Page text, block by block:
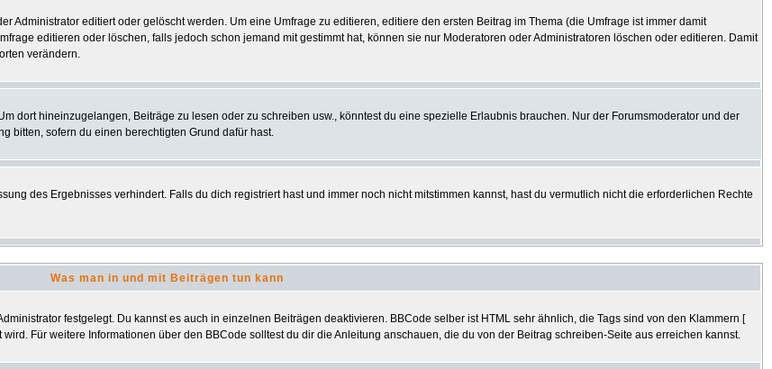
Administrator editiert oder gelöscht werden. Um eine Umfrage zu editieren, editiere den ersten Beitrag im Thema (die Umfrage ist immer damit
editieren oder löschen, falls jedoch schon jemand mit gestimmt hat, können sie nur Moderatoren oder Administratoren löschen oder editieren. Damit
verändern.
dort hineinzugelangen, Beiträge zu lesen oder zu schreiben usw., könntest du eine spezielle Erlaubnis brauchen. Nur der Forumsmoderator und der
bitten, sofern du einen berechtigten Grund dafür hast.
des Ergebnisses verhindert. Falls du dich registriert hast und immer noch nicht mitstimmen kannst, hast du vermutlich nicht die erforderlichen Rechte
Was man in und mit Beiträgen tun kann
festgelegt. Du kannst es auch in einzelnen Beiträgen deaktivieren. BBCode selber ist HTML sehr ähnlich, die Tags sind von den Klammern [
Für weitere Informationen über den BBCode solltest du dir die Anleitung anschauen, die du von der Beitrag schreiben-Seite aus erreichen kannst.